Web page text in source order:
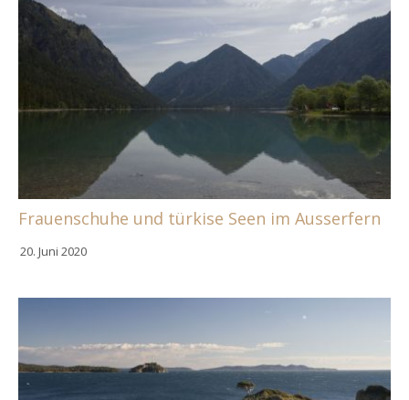
Frauenschuhe und türkise Seen im Ausserfern
20. Juni 2020